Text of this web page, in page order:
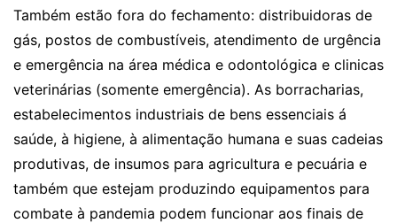
Também estão fora do fechamento: distribuidoras de
gás, postos de combustíveis, atendimento de urgência
e emergência na área médica e odontológica e clinicas
veterinárias (somente emergência). As borracharias,
estabelecimentos industriais de bens essenciais á
saúde, à higiene, à alimentação humana e suas cadeias
produtivas, de insumos para agricultura e pecuária e
também que estejam produzindo equipamentos para
combate à pandemia podem funcionar aos finais de